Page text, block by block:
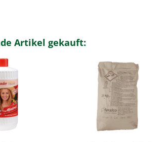
Artikel gekauft: